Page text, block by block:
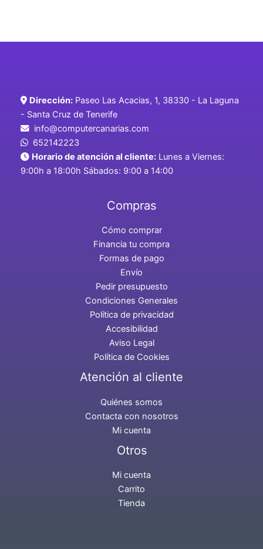
Dirección: Paseo Las Acacias, 1, 38330 - La Laguna
- Santa Cruz de Tenerife
info@computercanarias.com
652142223
Horario de atención al cliente: Lunes a Viernes:
9:00h a 18:00h Sábados: 9:00 a 14:00
Compras
Cómo comprar
Financia tu compra
Formas de pago
Envío
Pedir presupuesto
Condiciones Generales
Política de privacidad
Accesibilidad
Aviso Legal
Política de Cookies
Atención al cliente
Quiénes somos
Contacta con nosotros
Mi cuenta
Otros
Mi cuenta
Carrito
Tienda